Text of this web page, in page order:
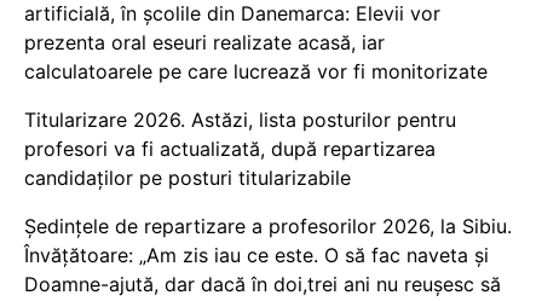
artificială, în școlile din Danemarca: Elevii vor
prezenta oral eseuri realizate acasă, iar
calculatoarele pe care lucrează vor fi monitorizate
Titularizare 2026. Astăzi, lista posturilor pentru
profesori va fi actualizată, după repartizarea
candidaților pe posturi titularizabile
Ședințele de repartizare a profesorilor 2026, la Sibiu.
Învățătoare: „Am zis iau ce este. O să fac naveta și
Doamne-ajută, dar dacă în doi,trei ani nu reușesc să